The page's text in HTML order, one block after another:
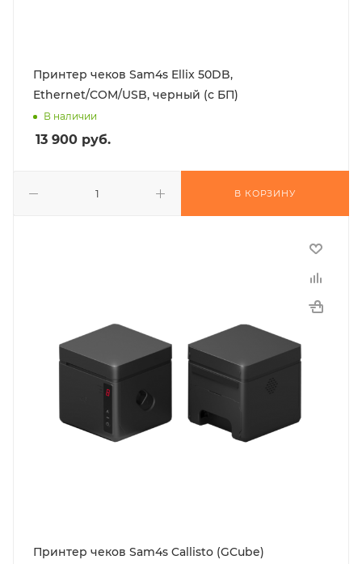
Принтер чеков Sam4s Ellix 50DB,
Ethernet/COM/USB, черный (с БП)
В наличии
13 900 руб.
В КОРЗИНУ
Принтер чеков Sam4s Callisto (GCube)